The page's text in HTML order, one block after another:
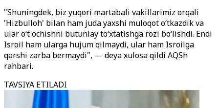
"Shuningdek, biz yuqori martabali vakillarimiz orqali
'Hizbulloh' bilan ham juda yaxshi muloqot o‘tkazdik va
ular o‘t ochishni butunlay to‘xtatishga rozi bo‘lishdi. Endi
Isroil ham ularga hujum qilmaydi, ular ham Isroilga
qarshi zarba bermaydi", — deya xulosa qildi AQSh
rahbari.
TAVSIYA ETILADI